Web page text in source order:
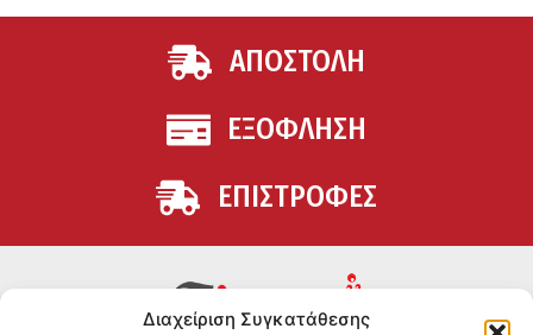
Διαχείριση Συγκατάθεσης
ΑΠΟΣΤΟΛΗ
ΕΞΟΦΛΗΣΗ
ΕΠΙΣΤΡΟΦΕΣ